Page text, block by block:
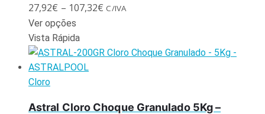
27,92€ – 107,32€ C/IVA
Ver opções
Vista Rápida
Cloro
Astral Cloro Choque Granulado 5Kg –